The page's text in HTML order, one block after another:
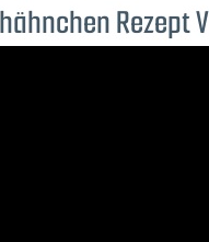
Rezept